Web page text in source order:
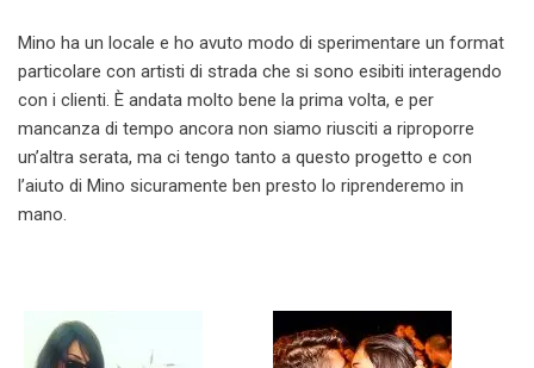
Mino ha un locale e ho avuto modo di sperimentare un format
particolare con artisti di strada che si sono esibiti interagendo
con i clienti. È andata molto bene la prima volta, e per
mancanza di tempo ancora non siamo riusciti a riproporre
un’altra serata, ma ci tengo tanto a questo progetto e con
l’aiuto di Mino sicuramente ben presto lo riprenderemo in
mano.